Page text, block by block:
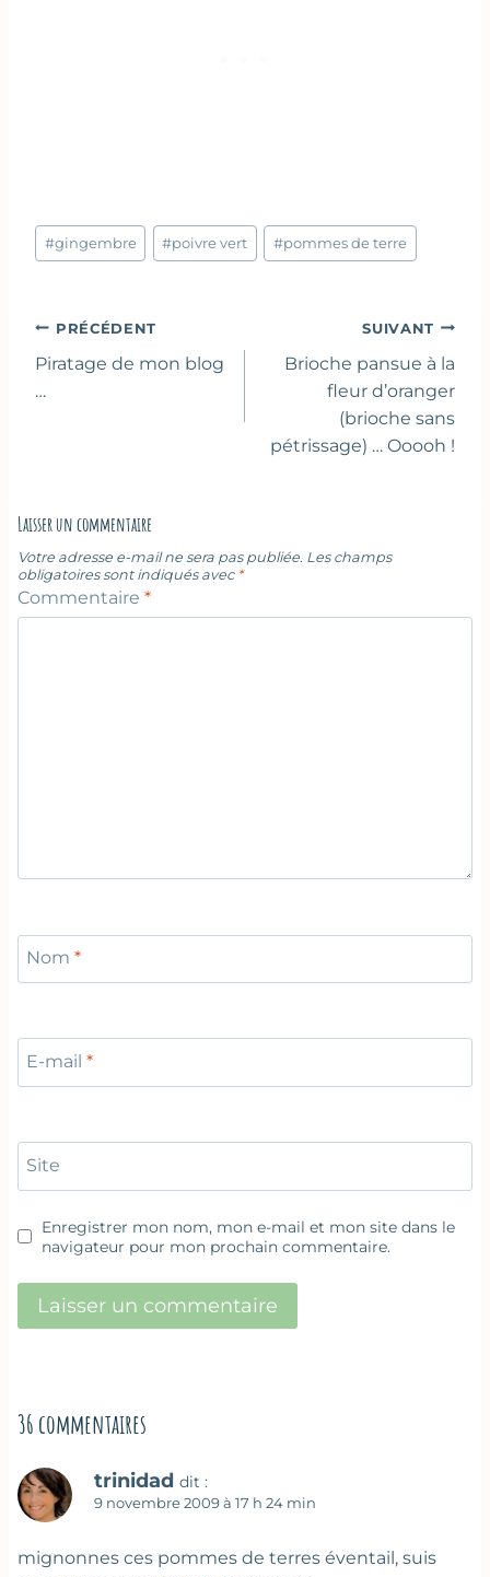
Étiquettes
de
#gingembre #poivre vert #pommes de terre
Navigation
de
l’article
PRÉCÉDENT
Piratage de mon blog
…
SUIVANT
Brioche pansue à la
fleur d’oranger
(brioche sans
pétrissage) … Ooooh !
Laisser un commentaire
Votre adresse e-mail ne sera pas publiée. Les champs
obligatoires sont indiqués avec *
Commentaire *
Nom *
E-mail *
Site
Enregistrer mon nom, mon e-mail et mon site dans le
navigateur pour mon prochain commentaire.
36 commentaires
trinidad dit :
9 novembre 2009 à 17 h 24 min
mignonnes ces pommes de terres éventail, suis